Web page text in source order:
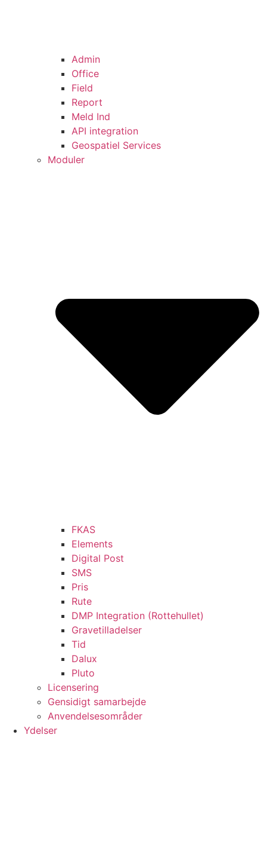
Admin
Office
Field
Report
Meld Ind
API integration
Geospatiel Services
Moduler
FKAS
Elements
Digital Post
SMS
Pris
Rute
DMP Integration (Rottehullet)
Gravetilladelser
Tid
Dalux
Pluto
Licensering
Gensidigt samarbejde
Anvendelsesområder
Ydelser